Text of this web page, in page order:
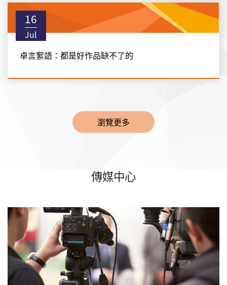
16
Jul
卓言絮語：都是好作品缺不了的
瀏覽更多
傳媒中心